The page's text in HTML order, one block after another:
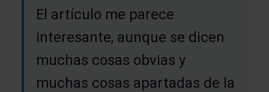
El artículo me parece
interesante, aunque se dicen
muchas cosas obvias y
muchas cosas apartadas de la